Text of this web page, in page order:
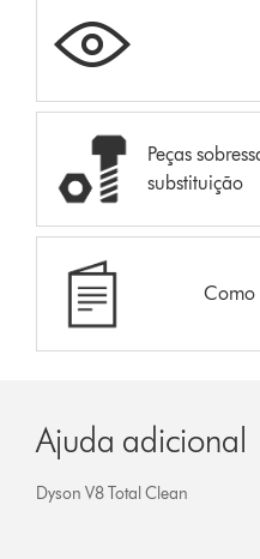
Peças
substituição
Como
Ajuda adicional
Dyson V8 Total Clean